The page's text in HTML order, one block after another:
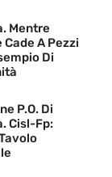
Mentre
Cade A Pezzi
Di
P.O. Di
Cisl-Fp: